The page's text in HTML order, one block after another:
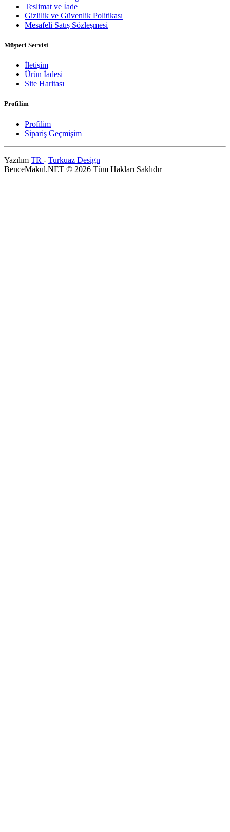
Teslimat ve İade
Gizlilik ve Güvenlik Politikası
Mesafeli Satış Sözleşmesi
Müşteri Servisi
İletişim
Ürün İadesi
Site Haritası
Profilim
Profilim
Sipariş Geçmişim
Yazılım TR - Turkuaz Design
BenceMakul.NET © 2026 Tüm Hakları Saklıdır